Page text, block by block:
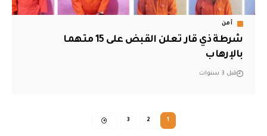
أمن
شرطة ذي قار تعلن القبض على 15 متهما
بالإرهاب
قبل 3 سنوات
1
2
3